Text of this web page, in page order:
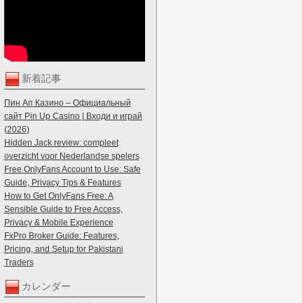
新着記事
Пин Ап Казино – Официальный
сайт Pin Up Casino | Входи и играй
(2026)
Hidden Jack review: compleet
overzicht voor Nederlandse spelers
Free OnlyFans Account to Use: Safe
Guide, Privacy Tips & Features
How to Get OnlyFans Free: A
Sensible Guide to Free Access,
Privacy & Mobile Experience
FxPro Broker Guide: Features,
Pricing, and Setup for Pakistani
Traders
カレンダー